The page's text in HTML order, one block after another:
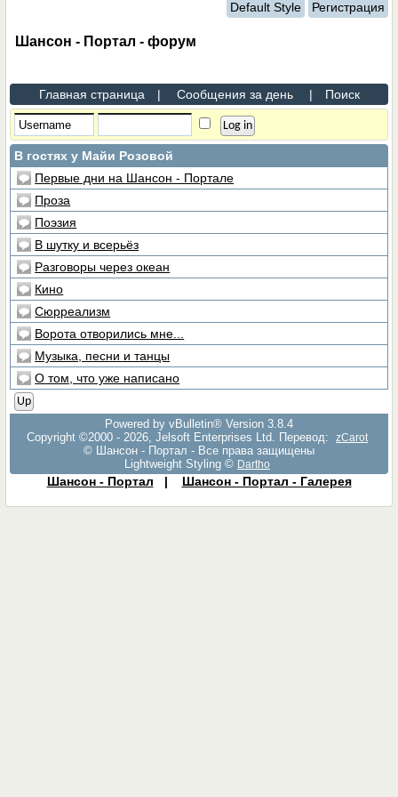
Default Style Регистрация
Шансон - Портал - форум
Главная страница | Сообщения за день | Поиск
В гостях у Майи Розовой
Первые дни на Шансон - Портале
Проза
Поэзия
В шутку и всерьёз
Разговоры через океан
Кино
Сюрреализм
Ворота отворились мне...
Музыка, песни и танцы
О том, что уже написано
Up
Powered by vBulletin® Version 3.8.4
Copyright ©2000 - 2026, Jelsoft Enterprises Ltd. Перевод:
zCarot
© Шансон - Портал - Все права защищены
Lightweight Styling © Dartho
Шансон - Портал | Шансон - Портал - Галерея